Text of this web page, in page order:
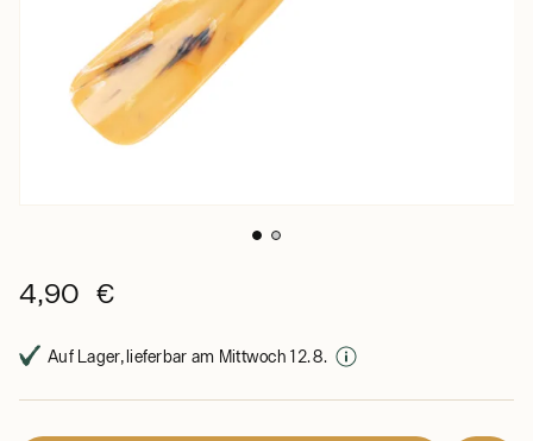
4,90 €
Auf Lager, lieferbar am Mittwoch 12. 8.